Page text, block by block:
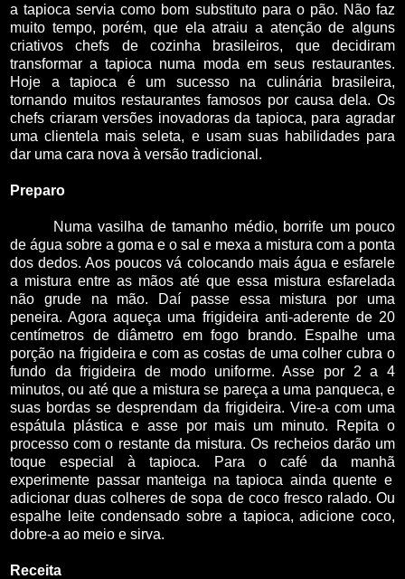
a tapioca servia como bom substituto para o pão. Não faz
muito tempo, porém, que ela atraiu a atenção de alguns
criativos chefs de cozinha brasileiros, que decidiram
transformar a tapioca numa moda em seus restaurantes.
Hoje a tapioca é um sucesso na culinária brasileira,
tornando muitos restaurantes famosos por causa dela. Os
chefs criaram versões inovadoras da tapioca, para agradar
uma clientela mais seleta, e usam suas habilidades para
dar uma cara nova à versão tradicional.
Preparo
Numa vasilha de tamanho médio, borrife um pouco
de água sobre a goma e o sal e mexa a mistura com a ponta
dos dedos. Aos poucos vá colocando mais água e esfarele
a mistura entre as mãos até que essa mistura esfarelada
não grude na mão. Daí passe essa mistura por uma
peneira. Agora aqueça uma frigideira anti-aderente de 20
centímetros de diâmetro em fogo brando. Espalhe uma
porção na frigideira e com as costas de uma colher cubra o
fundo da frigideira de modo uniforme. Asse por 2 a 4
minutos, ou até que a mistura se pareça a uma panqueca, e
suas bordas se desprendam da frigideira. Vire-a com uma
espátula plástica e asse por mais um minuto. Repita o
processo com o restante da mistura. Os recheios darão um
toqueespecial à tapioca. Para o café da manhã
experimente passar manteiga na tapioca ainda quente e
adicionar duas colheres de sopa de cocofresco ralado. Ou
espalhe
leite condensado sobre a tapioca, adicione coco,
dobre-a ao meio e sirva.
Receita